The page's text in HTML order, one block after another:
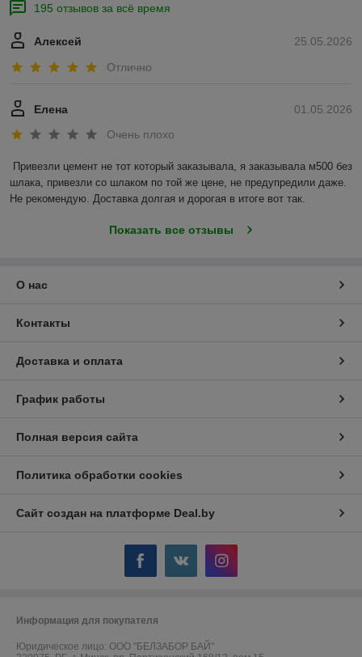
195 отзывов за всё время
25.05.2026
Алексей
Отлично
01.05.2026
Елена
Очень плохо
Привезли цемент не тот который заказывала, я заказывала м500 без
шлака, привезли со шлаком по той же цене, не предупредили даже.
Не рекомендую. Доставка долгая и дорогая в итоге вот так.
Показать все отзывы
О нас
Контакты
Доставка и оплата
График работы
Полная версия сайта
Политика обработки cookies
Сайт создан на платформе Deal.by
Информация для покупателя
Юридическое лицо: ООО "БЕЛЗАБОР БАЙ"